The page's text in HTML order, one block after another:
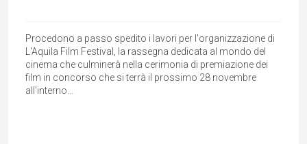
Procedono a passo spedito i lavori per l'organizzazione di
L'Aquila Film Festival, la rassegna dedicata al mondo del
cinema che culminerà nella cerimonia di premiazione dei
film in concorso che si terrà il prossimo 28 novembre
all'interno...